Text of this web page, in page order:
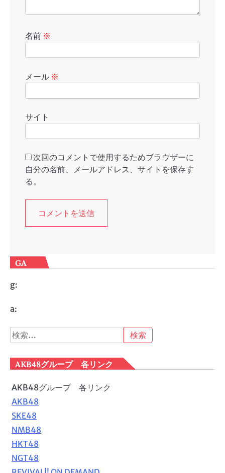
名前 ※
メール ※
サイト
次回のコメントで使用するためブラウザーに
自分の名前、メールアドレス、サイトを保存す
る。
GA
g:
a:
検
索:
AKB48グループ 各リンク
AKB48グループ 各リンク
AKB48
SKE48
NMB48
HKT48
NGT48